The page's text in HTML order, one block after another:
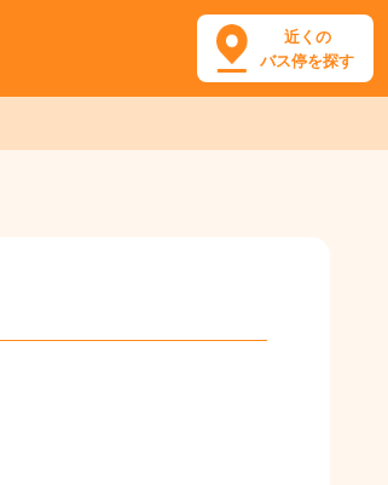
近くの
バス停を探す